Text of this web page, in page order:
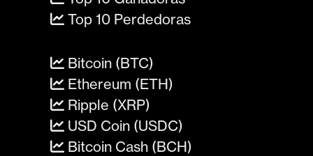
Top 10 Perdedoras
Bitcoin (BTC)
Ethereum (ETH)
Ripple (XRP)
USD Coin (USDC)
Bitcoin Cash (BCH)